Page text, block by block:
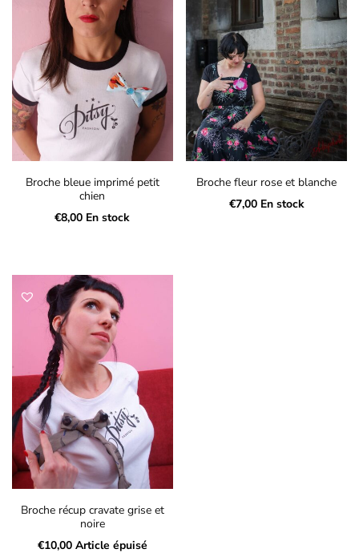
Broche bleue imprimé petit
chien
€8,00 En stock
Broche fleur rose et blanche
€7,00 En stock
Broche récup cravate grise et
noire
€10,00 Article épuisé